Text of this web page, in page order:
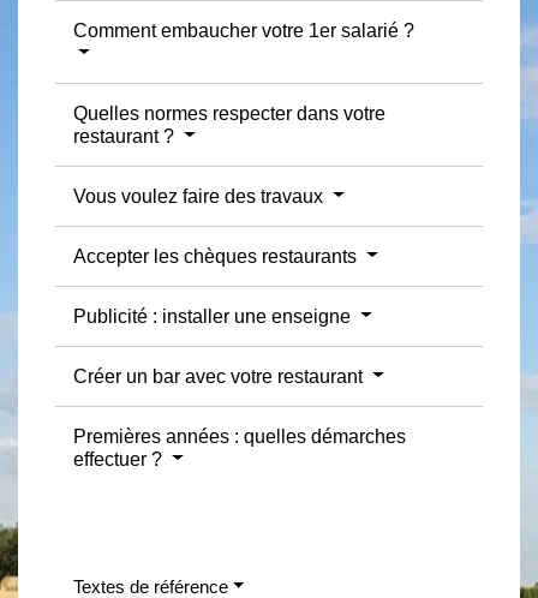
Comment embaucher votre 1er salarié ?
Quelles normes respecter dans votre
restaurant ?
Vous voulez faire des travaux
Accepter les chèques restaurants
Publicité : installer une enseigne
Créer un bar avec votre restaurant
Premières années : quelles démarches
effectuer ?
Textes de référence